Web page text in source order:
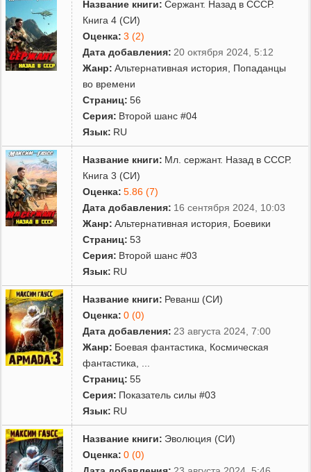
Название книги: Сержант. Назад в СССР.
Книга 4 (СИ)
Оценка: 3 (2)
Дата добавления: 20 октября 2024, 5:12
Жанр: Альтернативная история
Попаданцы
во времени
Страниц: 56
Серия: Второй шанс #04
Язык: RU
Название книги: Мл. сержант. Назад в СССР.
Книга 3 (СИ)
Оценка: 5.86 (7)
Дата добавления: 16 сентября 2024, 10:03
Жанр: Альтернативная история
Боевики
Страниц: 53
Серия: Второй шанс #03
Язык: RU
Название книги: Реванш (СИ)
Оценка: 0 (0)
Дата добавления: 23 августа 2024, 7:00
Жанр: Боевая фантастика
Космическая
фантастика
Страниц: 55
Серия: Показатель силы #03
Язык: RU
Название книги: Эволюция (СИ)
Оценка: 0 (0)